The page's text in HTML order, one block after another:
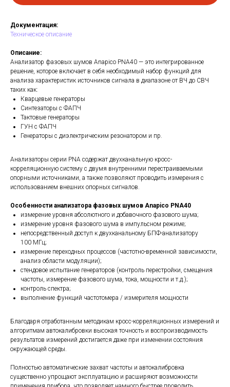
Документация:
Техническое описание
Описание:
Анализатор фазовых шумов Anapico PNA40 — это интегрированное
решение, которое включает в себя необходимый набор функций для
анализа характеристик источников сигнала в диапазоне от ВЧ до СВЧ
таких как:
Кварцевые генераторы
Синтезаторы с ФАПЧ
Тактовые генераторы
ГУН c ФАПЧ
Генераторы с диэлектрическим резонатором и пр.
Анализаторы серии PNA содержат двухканальную кросс-
корреляционную систему с двумя внутренними перестраиваемыми
опорными источниками, а также позволяют проводить измерения с
использованием внешних опорных сигналов.
Особенности анализатора фазовых шумов Anapico PNA40
измерение уровня абсолютного и добавочного фазового шума;
измерение уровня фазового шума в импульсном режиме;
непосредственный доступ к двухканальному БПФ-анализатору
100 МГц;
измерение переходных процессов (частотно-временной зависимости,
анализ области модуляции);
стендовое испытание генераторов (контроль перестройки, смещения
частоты, измерение фазового шума, тока, мощности и т.д.);
контроль спектра;
выполнение функций частотомера / измерителя мощности
Благодаря отработанным методикам кросс-корреляционных измерений и
алгоритмам автокалибровки высокая точность и воспроизводимость
результатов измерений достигается даже при изменении состояния
окружающей среды.
Полностью автоматические захват частоты и автокалибровка
существенно упрощают эксплуатацию и расширяют возможности